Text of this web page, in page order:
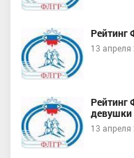
13 апреля
девушки
13 апреля